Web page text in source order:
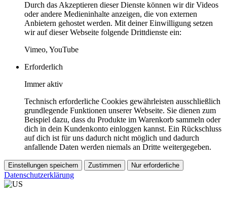
Durch das Akzeptieren dieser Dienste können wir dir Videos
oder andere Medieninhalte anzeigen, die von externen
Anbietern gehostet werden. Mit deiner Einwilligung setzen
wir auf dieser Webseite folgende Drittdienste ein:
Vimeo, YouTube
Erforderlich
Immer aktiv
Technisch erforderliche Cookies gewährleisten ausschließlich
grundlegende Funktionen unserer Webseite. Sie dienen zum
Beispiel dazu, dass du Produkte im Warenkorb sammeln oder
dich in dein Kundenkonto einloggen kannst. Ein Rückschluss
auf dich ist für uns dadurch nicht möglich und dadurch
anfallende Daten werden niemals an Dritte weitergegeben.
Einstellungen speichern Zustimmen Nur erforderliche
Datenschutzerklärung